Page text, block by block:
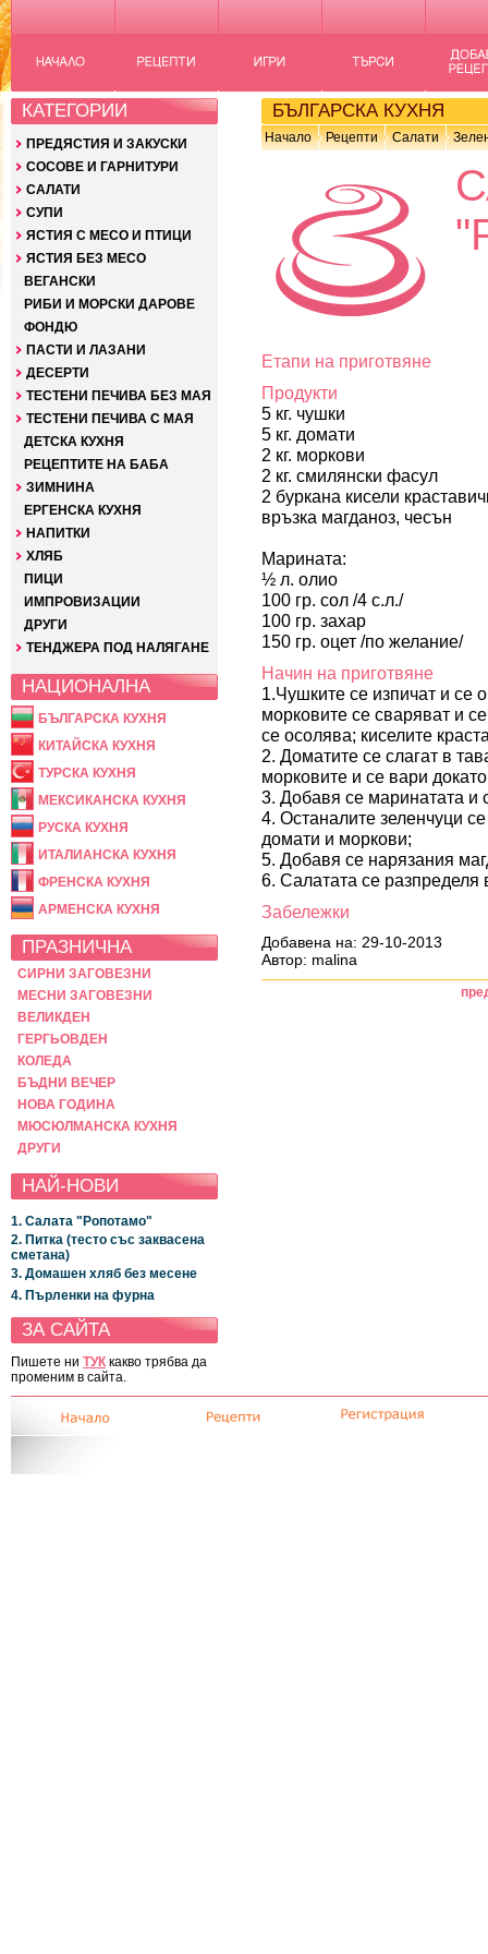
КАТЕГОРИИ
ПРЕДЯСТИЯ И ЗАКУСКИ
СОСОВЕ И ГАРНИТУРИ
САЛАТИ
СУПИ
ЯСТИЯ С МЕСО И ПТИЦИ
ЯСТИЯ БЕЗ МЕСО
ВЕГАНСКИ
РИБИ И МОРСКИ ДАРОВЕ
ФОНДЮ
ПАСТИ И ЛАЗАНИ
ДЕСЕРТИ
ТЕСТЕНИ ПЕЧИВА БЕЗ МАЯ
ТЕСТЕНИ ПЕЧИВА С МАЯ
ДЕТСКА КУХНЯ
РЕЦЕПТИТЕ НА БАБА
ЗИМНИНА
ЕРГЕНСКА КУХНЯ
НАПИТКИ
ХЛЯБ
ПИЦИ
ИМПРОВИЗАЦИИ
ДРУГИ
ТЕНДЖЕРА ПОД НАЛЯГАНЕ
НАЦИОНАЛНА
БЪЛГАРСКА КУХНЯ
КИТАЙСКА КУХНЯ
ТУРСКА КУХНЯ
МЕКСИКАНСКА КУХНЯ
РУСКА КУХНЯ
ИТАЛИАНСКА КУХНЯ
ФРЕНСКА КУХНЯ
АРМЕНСКА КУХНЯ
ПРАЗНИЧНА
СИРНИ ЗАГОВЕЗНИ
МЕСНИ ЗАГОВЕЗНИ
ВЕЛИКДЕН
ГЕРГЬОВДЕН
КОЛЕДА
БЪДНИ ВЕЧЕР
НОВА ГОДИНА
МЮСЮЛМАНСКА КУХНЯ
ДРУГИ
НАЙ-НОВИ
1. Салата "Ропотамо"
2. Питка (тесто със заквасена
сметана)
3. Домашен хляб без месене
4. Пърленки на фурна
ЗА САЙТА
Пишете ни ТУК какво трябва да
променим в сайта.
БЪЛГАРСКА КУХНЯ
Начало Рецепти Салати
Етапи на приготвяне
Продукти
5 кг. чушки
5 кг. домати
2 кг. моркови
2 кг. смилянски фасул
2 буркана кисели
връзка магданоз, чесън
Марината:
½ л. олио
100 гр. сол /4 с.л./
100 гр. захар
150 гр. оцет /по желание/
Начин на приготвяне
1.Чушките се изпичат и се
морковите се сваряват и
се осолява; киселите
2. Доматите се слагат в
морковите и се вари
3. Добавя се маринатата и
4. Останалите зеленчуци
домати и моркови;
5. Добавя се нарязания
6. Салатата се разпределя
Забележки
Добавена на: 29-10-2013
Автор: malina